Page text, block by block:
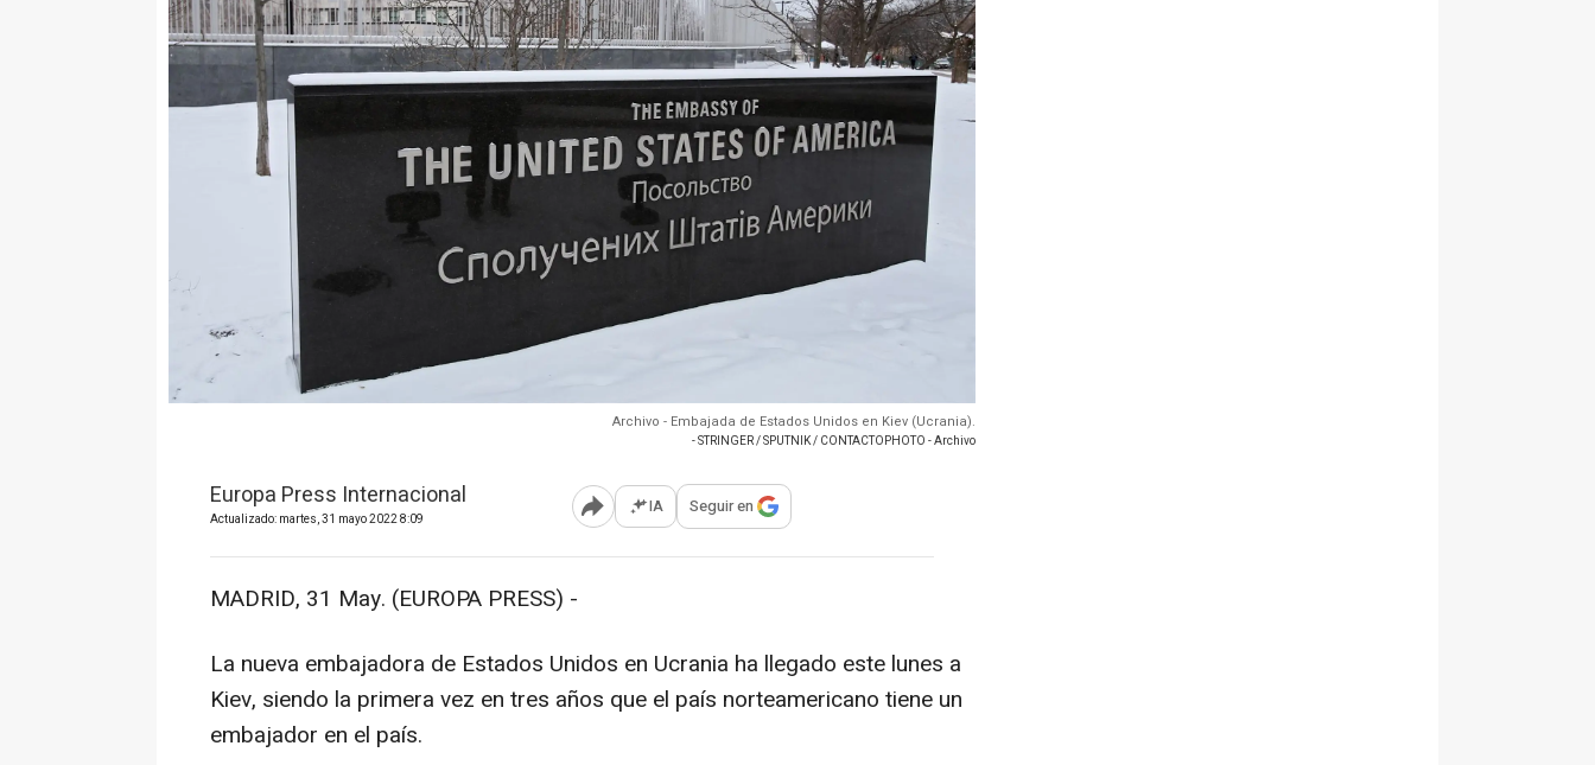
Archivo - Embajada de Estados Unidos en Kiev (Ucrania).
- STRINGER / SPUTNIK / CONTACTOPHOTO - Archivo
Europa Press Internacional
Actualizado: martes, 31 mayo 2022 8:09 Abrir opciones para compartir
IA Seguir en
MADRID, 31 May. (EUROPA PRESS) -
La nueva embajadora de Estados Unidos en Ucrania ha llegado este lunes a
Kiev, siendo la primera vez en tres años que el país norteamericano tiene un
embajador en el país.